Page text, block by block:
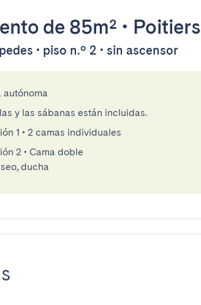
de 85m² • Poitiers
• piso n.º 2 • sin ascensor
autónoma
y las sábanas están incluidas.
1 • 2 camas individuales
2 • Cama doble
ducha